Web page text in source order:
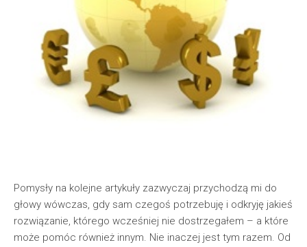
Pomysły na kolejne artykuły zazwyczaj przychodzą mi do
głowy wówczas, gdy sam czegoś potrzebuję i odkryję jakieś
rozwiązanie, którego wcześniej nie dostrzegałem – a które
może pomóc również innym. Nie inaczej jest tym razem. Od